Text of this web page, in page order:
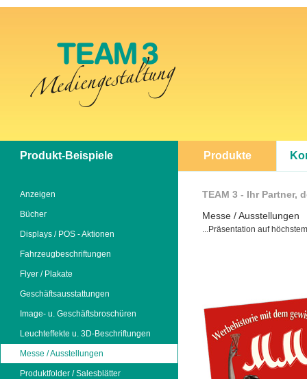
Produkt-Beispiele
Anzeigen
Bücher
Displays / POS - Aktionen
Fahrzeugbeschriftungen
Flyer / Plakate
Geschäftsausstattungen
Image- u. Geschäftsbroschüren
Leuchteffekte u. 3D-Beschriftungen
Messe / Ausstellungen
Produktfolder / Salesblätter
Produkte
TEAM 3 - Ihr Partner,
Messe / Ausstellungen
...Präsentation auf